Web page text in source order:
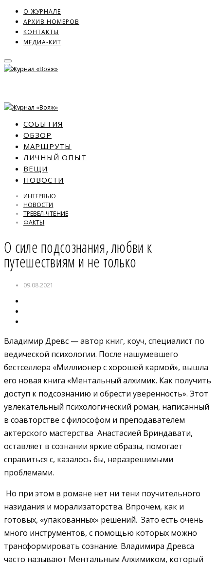
О ЖУРНАЛЕ
АРХИВ НОМЕРОВ
КОНТАКТЫ
МЕДИА-КИТ
СОБЫТИЯ
ОБЗОР
МАРШРУТЫ
ЛИЧНЫЙ ОПЫТ
ВЕЩИ
НОВОСТИ
ИНТЕРВЬЮ
НОВОСТИ
ТРЕВЕЛ-ЧТЕНИЕ
ФАКТЫ
О силе подсознания, любви к
путешествиям и не только
09.08.2021
Владимир Древс — автор книг, коуч, специалист по
ведической психологии. После нашумевшего
бестселлера «Миллионер с хорошей кармой», вышла
его новая книга «Ментальный алхимик. Как получить
доступ к подсознанию и обрести уверенность». Этот
увлекательный психологический роман, написанный
в соавторстве с философом и преподавателем
актерского мастерства Анастасией Вриндавати,
оставляет в сознании яркие образы, помогает
справиться с, казалось бы, неразрешимыми
проблемами.
Но при этом в романе нет ни тени поучительного
назидания и морализаторства. Впрочем, как и
готовых, «упакованных» решений. Зато есть очень
много инструментов, с помощью которых можно
трансформировать сознание. Владимира Древса
часто называют Ментальным Алхимиком, который